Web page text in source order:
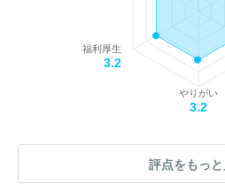
やりがい
3.2
福利厚生
3.2
評点をもっ